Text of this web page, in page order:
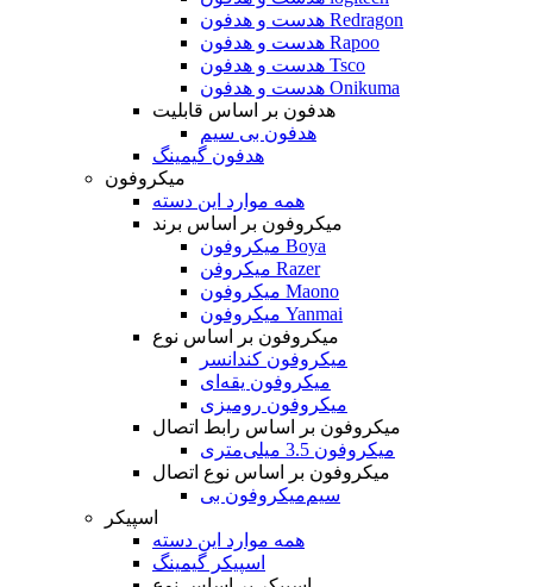
هدست و هدفون Redragon
هدست و هدفون Rapoo
هدست و هدفون Tsco
هدست و هدفون Onikuma
هدفون بر اساس قابلیت
هدفون بی سیم
هدفون گیمینگ
میکروفون
همه موارد این دسته
میکروفون بر اساس برند
میکروفون Boya
میکروفن Razer
میکروفون Maono
میکروفون Yanmai
میکروفون بر اساس نوع
میکروفون کندانسر
میکروفون یقه‌ای
میکروفون رومیزی
میکروفون بر اساس رابط اتصال
میکروفون 3.5 میلی‌متری
میکروفون بر اساس نوع اتصال
میکروفون بی‌‎سیم
اسپیکر
همه موارد این دسته
اسپیکر گیمینگ